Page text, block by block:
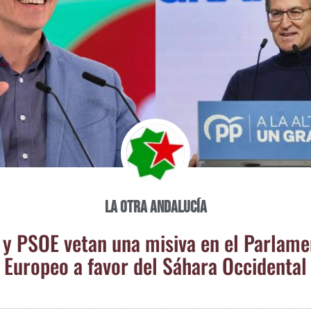
La otra Andalucía
PSOE vetan una misi­va en el
Euro­peo a favor del Sáha­ra Occidental